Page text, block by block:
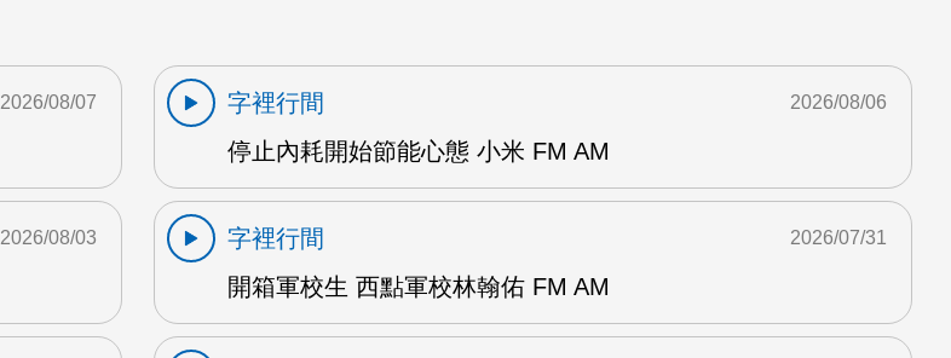
2026/08/07
字裡行間
停止內耗開始節能心態 小米 FM AM
2026/08/06
2026/08/03
字裡行間
開箱軍校生 西點軍校林翰佑 FM AM
2026/07/31